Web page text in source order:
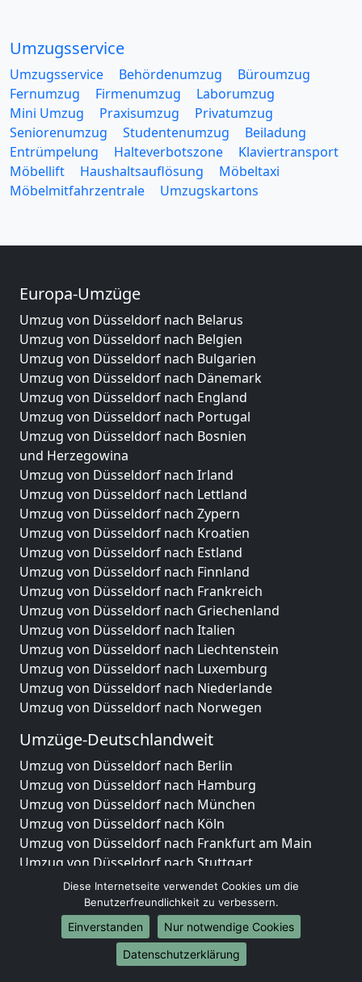
Umzugsservice
Umzugsservice Behördenumzug
Büroumzug
Fernumzug
Firmenumzug
Laborumzug
Mini Umzug
Praxisumzug
Privatumzug
Seniorenumzug
Studentenumzug
Beiladung
Entrümpelung
Halteverbotszone
Klaviertransport
Möbellift
Haushaltsauflösung
Möbeltaxi
Möbelmitfahrzentrale
Umzugskartons
Europa-Umzüge
Umzug von Düsseldorf nach Belarus
Umzug von Düsseldorf nach Belgien
Umzug von Düsseldorf nach Bulgarien
Umzug von Düsseldorf nach Dänemark
Umzug von Düsseldorf nach England
Umzug von Düsseldorf nach Portugal
Umzug von Düsseldorf nach Bosnien
und Herzegowina
Umzug von Düsseldorf nach Irland
Umzug von Düsseldorf nach Lettland
Umzug von Düsseldorf nach Zypern
Umzug von Düsseldorf nach Kroatien
Umzug von Düsseldorf nach Estland
Umzug von Düsseldorf nach Finnland
Umzug von Düsseldorf nach Frankreich
Umzug von Düsseldorf nach Griechenland
Umzug von Düsseldorf nach Italien
Umzug von Düsseldorf nach Liechtenstein
Umzug von Düsseldorf nach Luxemburg
Umzug von Düsseldorf nach Niederlande
Umzug von Düsseldorf nach Norwegen
Umzüge-Deutschlandweit
Umzug von Düsseldorf nach Berlin
Umzug von Düsseldorf nach Hamburg
Umzug von Düsseldorf nach München
Umzug von Düsseldorf nach Köln
Umzug von Düsseldorf nach Frankfurt am Main
Umzug von Düsseldorf nach Stuttgart
Umzug von Düsseldorf nach Düsseldorf
Umzug von Düsseldorf nach Leipzig
Umzug von Düsseldorf nach Dortmund
Umzug von Düsseldorf nach Essen
Umzug von Düsseldorf nach Bremen
Diese Internetseite verwendet Cookies um die
Benutzerfreundlichkeit zu verbessern.
Einverstanden
Nur notwendige Cookies
Datenschutzerklärung